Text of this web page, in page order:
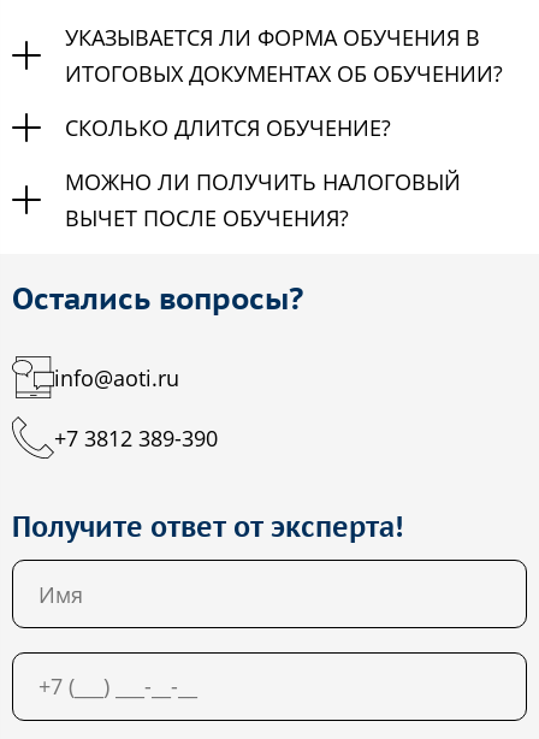
УКАЗЫВАЕТСЯ ЛИ ФОРМА ОБУЧЕНИЯ В
ИТОГОВЫХ ДОКУМЕНТАХ ОБ ОБУЧЕНИИ?
СКОЛЬКО ДЛИТСЯ ОБУЧЕНИЕ?
МОЖНО ЛИ ПОЛУЧИТЬ НАЛОГОВЫЙ
ВЫЧЕТ ПОСЛЕ ОБУЧЕНИЯ?
Остались вопросы?
info@aoti.ru
+7 3812 389-390
Получите ответ от эксперта!